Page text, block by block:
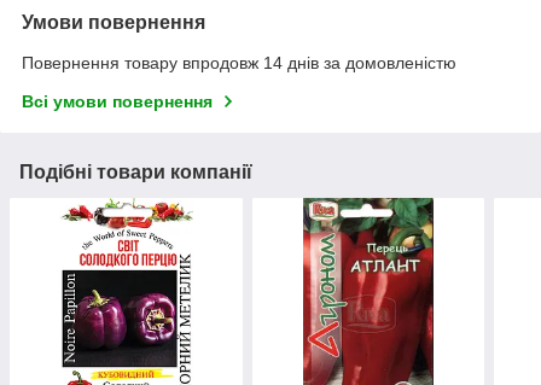
Умови повернення
Повернення товару впродовж 14 днів за домовленістю
Всі умови повернення
Подібні товари компанії